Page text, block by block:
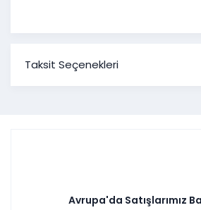
Taksit Seçenekleri
Avrupa'da Satışlarımız